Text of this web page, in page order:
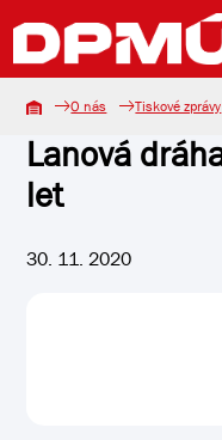
O nás Tiskové zprávy
Lanová
let
30. 11. 2020